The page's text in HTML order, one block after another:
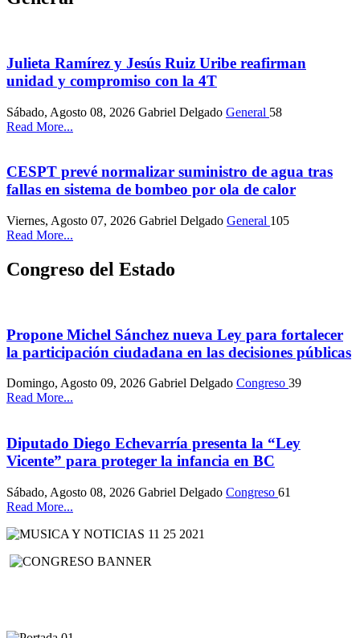
Julieta Ramírez y Jesús Ruiz Uribe reafirman
unidad y compromiso con la 4T
Sábado, Agosto 08, 2026 Gabriel Delgado General 58
Read More...
CESPT prevé normalizar suministro de agua tras
fallas en sistema de bombeo por ola de calor
Viernes, Agosto 07, 2026 Gabriel Delgado General 105
Read More...
Congreso del Estado
Propone Michel Sánchez nueva Ley para fortalecer
la participación ciudadana en las decisiones públicas
Domingo, Agosto 09, 2026 Gabriel Delgado Congreso 39
Read More...
Diputado Diego Echevarría presenta la “Ley
Vicente” para proteger la infancia en BC
Sábado, Agosto 08, 2026 Gabriel Delgado Congreso 61
Read More...